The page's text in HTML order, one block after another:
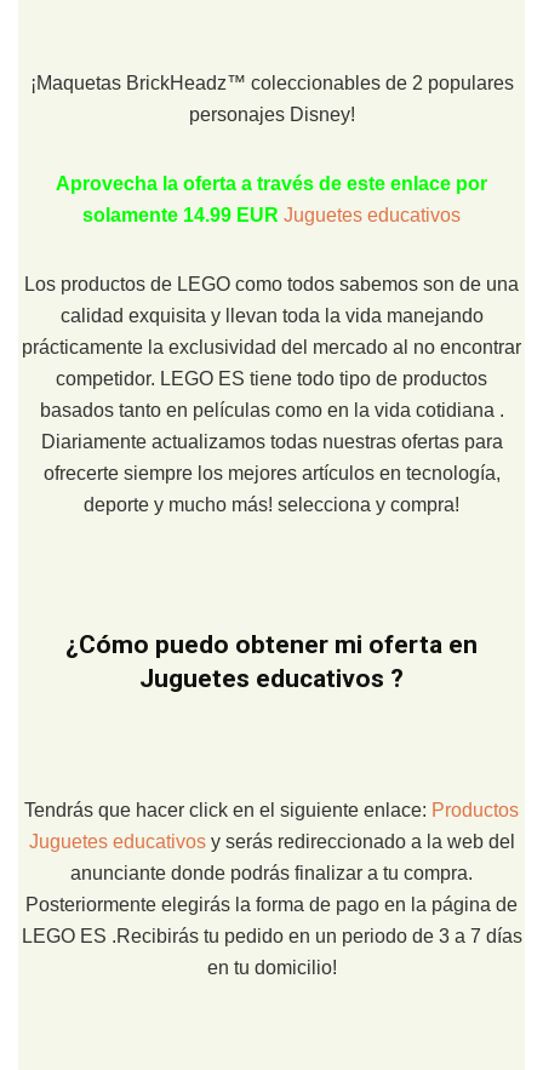
¡Maquetas BrickHeadz™ coleccionables de 2 populares
personajes Disney!
Aprovecha la oferta a través de este enlace por
solamente 14.99 EUR Juguetes educativos
Los productos de LEGO como todos sabemos son de una
calidad exquisita y llevan toda la vida manejando
prácticamente la exclusividad del mercado al no encontrar
competidor. LEGO ES tiene todo tipo de productos
basados tanto en películas como en la vida cotidiana .
Diariamente actualizamos todas nuestras ofertas para
ofrecerte siempre los mejores artículos en tecnología,
deporte y mucho más! selecciona y compra!
¿Cómo puedo obtener mi oferta en
Juguetes educativos ?
Tendrás que hacer click en el siguiente enlace: Productos
Juguetes educativos y serás redireccionado a la web del
anunciante donde podrás finalizar a tu compra.
Posteriormente elegirás la forma de pago en la página de
LEGO ES .Recibirás tu pedido en un periodo de 3 a 7 días
en tu domicilio!